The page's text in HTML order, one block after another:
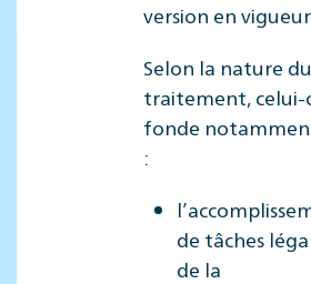
version en vigueur.
Selon la nature du
traitement, celui-
fonde
:
de tâches
de la